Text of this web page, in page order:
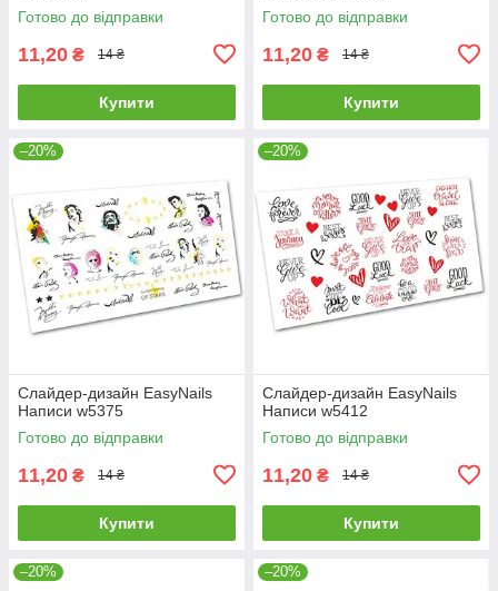
Готово до відправки
11,20 ₴ 14 ₴
Купити
Готово до відправки
11,20 ₴ 14 ₴
Купити
–20%
Слайдер-дизайн EasyNails
Написи w5375
Готово до відправки
11,20 ₴ 14 ₴
Купити
–20%
Слайдер-дизайн EasyNails
Написи w5412
Готово до відправки
11,20 ₴ 14 ₴
Купити
–20% –20%